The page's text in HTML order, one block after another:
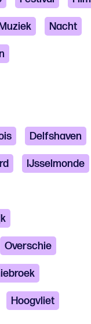
Muziek Nacht
Delfshaven
IJsselmonde
Overschie
Hoogvliet